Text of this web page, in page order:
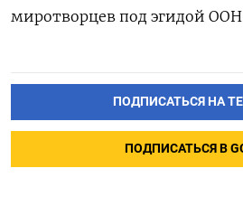
миротворцев под эгидой
ПОДПИСАТЬСЯ НА
ПОДПИСАТЬСЯ В